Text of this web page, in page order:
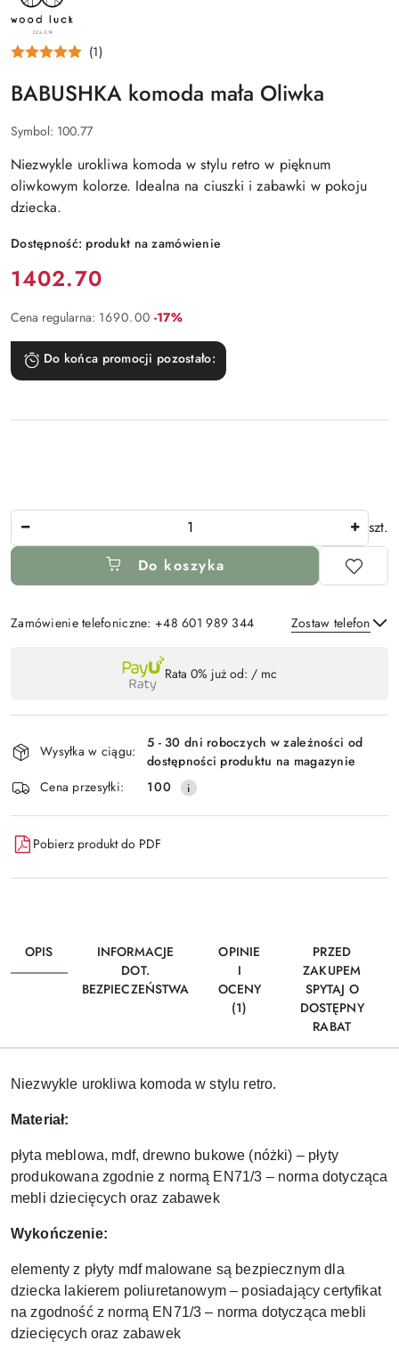
LUCK
DESIGN
(1)
BABUSHKA komoda mała Oliwka
Symbol: 100.77
Niezwykle urokliwa komoda w stylu retro w pięknum
oliwkowym kolorze. Idealna na ciuszki i zabawki w pokoju
dziecka.
Dostępność: produkt na zamówienie
Cena:
1402.70
Cena regularna: 1690.00 Rabat:
-17%
Do końca promocji pozostało:
szt.
Do koszyka
Zamówienie telefoniczne: +48 601 989 344 Zostaw telefon
płatność
dostawa
Rata 0% już od: / mc
Wysyłka w ciągu:
5 - 30 dni roboczych w zależności od
dostępności produktu na magazynie
Cena przesyłki:
100
Pobierz produkt do PDF
OPIS
INFORMACJE
DOT.
BEZPIECZEŃSTWA
OPINIE
I
OCENY
(1)
PRZED
ZAKUPEM
SPYTAJ O
DOSTĘPNY
RABAT
Niezwykle urokliwa komoda w stylu retro.
Materiał:
płyta meblowa, mdf, drewno bukowe (nóżki) – płyty
produkowana zgodnie z normą EN71/3 – norma dotycząca
mebli dziecięcych oraz zabawek
Wykończenie:
elementy z płyty mdf malowane są bezpiecznym dla
dziecka lakierem poliuretanowym – posiadający certyfikat
na zgodność z normą EN71/3 – norma dotycząca mebli
dziecięcych oraz zabawek